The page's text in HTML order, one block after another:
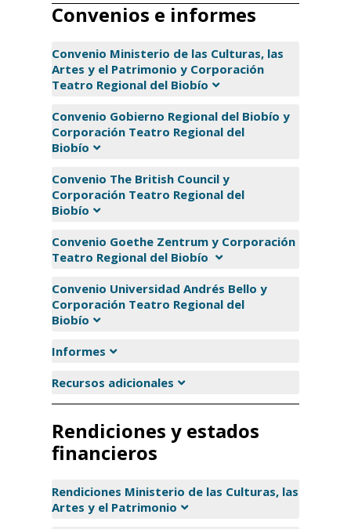
Convenios e informes
Convenio Ministerio de las Culturas, las
Artes y el Patrimonio y Corporación
Teatro Regional del Biobío
Convenio Gobierno Regional del Biobío y
Corporación Teatro Regional del
Biobío
Convenio The British Council y
Corporación Teatro Regional del
Biobío
Convenio Goethe Zentrum y Corporación
Teatro Regional del Biobío
Convenio Universidad Andrés Bello y
Corporación Teatro Regional del
Biobío
Informes
Recursos adicionales
Rendiciones y estados
financieros
Rendiciones Ministerio de las Culturas, las
Artes y el Patrimonio